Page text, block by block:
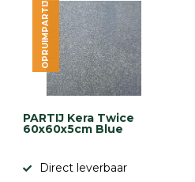
PARTIJ Kera Twice
60x60x5cm Blue
Direct leverbaar
OPRUIMPARTIJ